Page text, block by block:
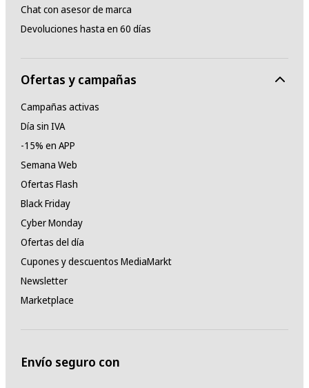
Chat con asesor de marca
Devoluciones hasta en 60 días
Ofertas y campañas
Campañas activas
Día sin IVA
-15% en APP
Semana Web
Ofertas Flash
Black Friday
Cyber Monday
Ofertas del día
Cupones y descuentos MediaMarkt
Newsletter
Marketplace
Envío seguro con